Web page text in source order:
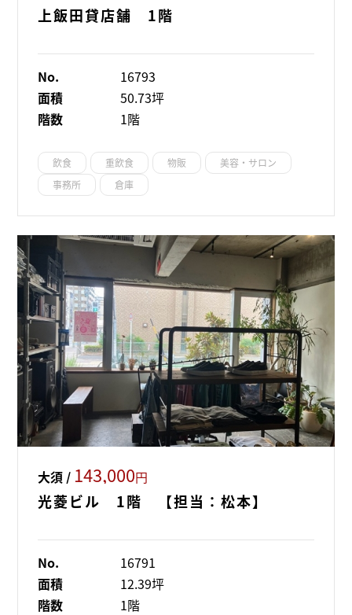
上飯田貸店舗 1階
No.
16793
面積
50.73坪
階数
1階
飲食 重飲食 物販
美容・サロン
事務所
倉庫
大須 / 143,000円
光菱ビル 1階 【担当：松本】
No.
16791
面積
12.39坪
階数
1階